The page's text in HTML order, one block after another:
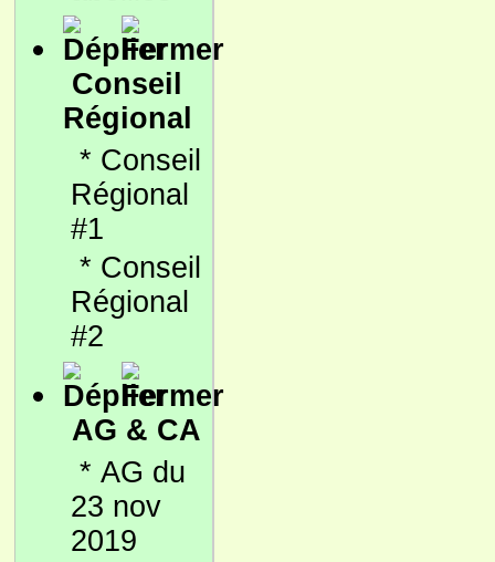
Conseil
Régional
* Conseil
Régional
#1
* Conseil
Régional
#2
AG & CA
* AG du
23 nov
2019